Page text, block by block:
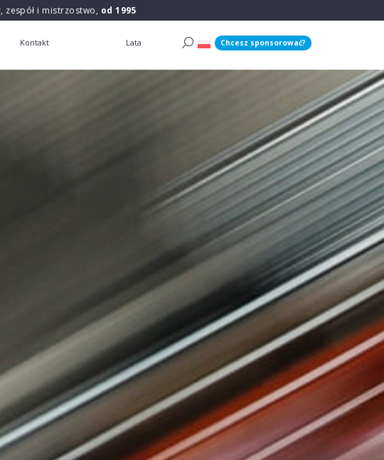
i mistrzostwo, od 1995
Kontakt Lata Chcesz sponsorować?